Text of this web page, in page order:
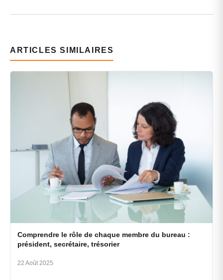
ARTICLES SIMILAIRES
Comprendre le rôle de chaque membre du bureau :
président, secrétaire, trésorier
22 Août 2025